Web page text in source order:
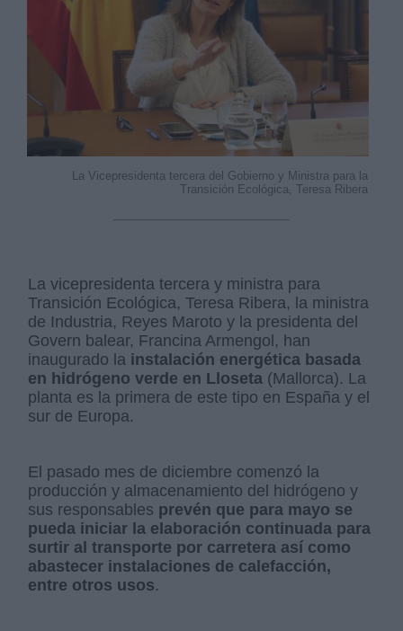
La Vicepresidenta tercera del Gobierno y Ministra para la
Transición Ecológica, Teresa Ribera
La vicepresidenta tercera y ministra para
Transición Ecológica, Teresa Ribera, la ministra
de Industria, Reyes Maroto y la presidenta del
Govern balear, Francina Armengol, han
inaugurado la instalación energética basada
en hidrógeno verde en Lloseta (Mallorca). La
planta es la primera de este tipo en España y el
sur de Europa.
El pasado mes de diciembre comenzó la
producción y almacenamiento del hidrógeno y
sus responsables prevén que para mayo se
pueda iniciar la elaboración continuada para
surtir al transporte por carretera así como
abastecer instalaciones de calefacción,
entre otros usos.